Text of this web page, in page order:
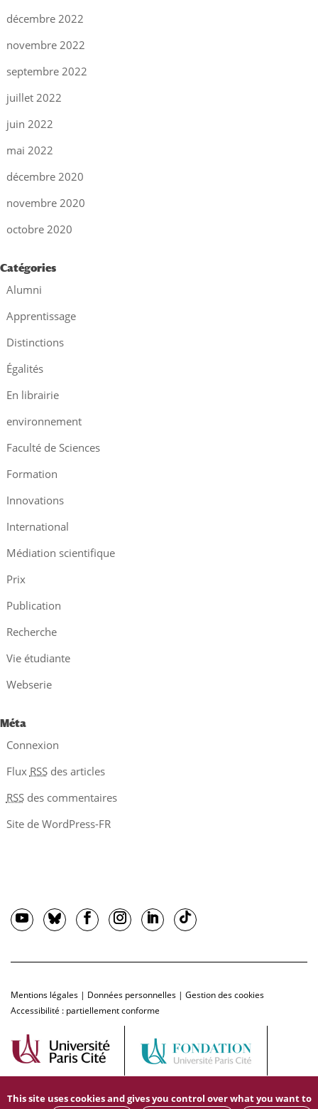
décembre 2022
novembre 2022
septembre 2022
juillet 2022
juin 2022
mai 2022
décembre 2020
novembre 2020
octobre 2020
Catégories
Alumni
Apprentissage
Distinctions
Égalités
En librairie
environnement
Faculté de Sciences
Formation
Innovations
International
Médiation scientifique
Prix
Publication
Recherche
Vie étudiante
Webserie
Méta
Connexion
Flux RSSdes articles
RSSdes commentaires
Site de WordPress-FR
Mentions légales | Données personnelles | Gestion des cookies
Accessibilité : partiellement conforme
This site uses cookies and gives you control over what you want to